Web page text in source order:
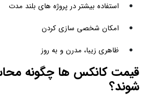
استفاده بیشتر در پروژه های بلند مدت
امکان شخصی سازی کردن
ظاهری زیبا، مدرن و به روز
قیمت کانکس ها چگونه
شوند؟